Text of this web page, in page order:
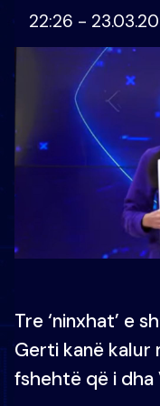
22:26 -
Tre ‘ninxhat’ e
Gerti kanë kalur
fshehtë që i dha